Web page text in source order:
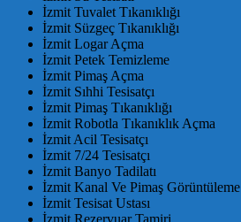
İzmit Tuvalet Tıkanıklığı
İzmit Süzgeç Tıkanıklığı
İzmit Logar Açma
İzmit Petek Temizleme
İzmit Pimaş Açma
İzmit Sıhhi Tesisatçı
İzmit Pimaş Tıkanıklığı
İzmit Robotla Tıkanıklık Açma
İzmit Acil Tesisatçı
İzmit 7/24 Tesisatçı
İzmit Banyo Tadilatı
İzmit Kanal Ve Pimaş Görüntüleme
İzmit Tesisat Ustası
İzmit Rezervuar Tamiri